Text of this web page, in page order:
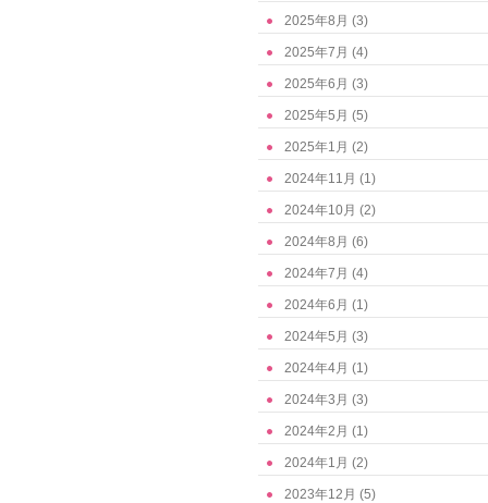
2025年8月 (3)
2025年7月 (4)
2025年6月 (3)
2025年5月 (5)
2025年1月 (2)
2024年11月 (1)
2024年10月 (2)
2024年8月 (6)
2024年7月 (4)
2024年6月 (1)
2024年5月 (3)
2024年4月 (1)
2024年3月 (3)
2024年2月 (1)
2024年1月 (2)
2023年12月 (5)